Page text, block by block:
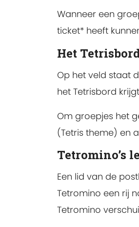
Wanneer een
ticket* heeft
Het
Op het veld staat
het Tetrisbord
Om groepjes het
(Tetris theme) en
Tetromino’s
Een lid van de
Tetromino een rij
Tetromino